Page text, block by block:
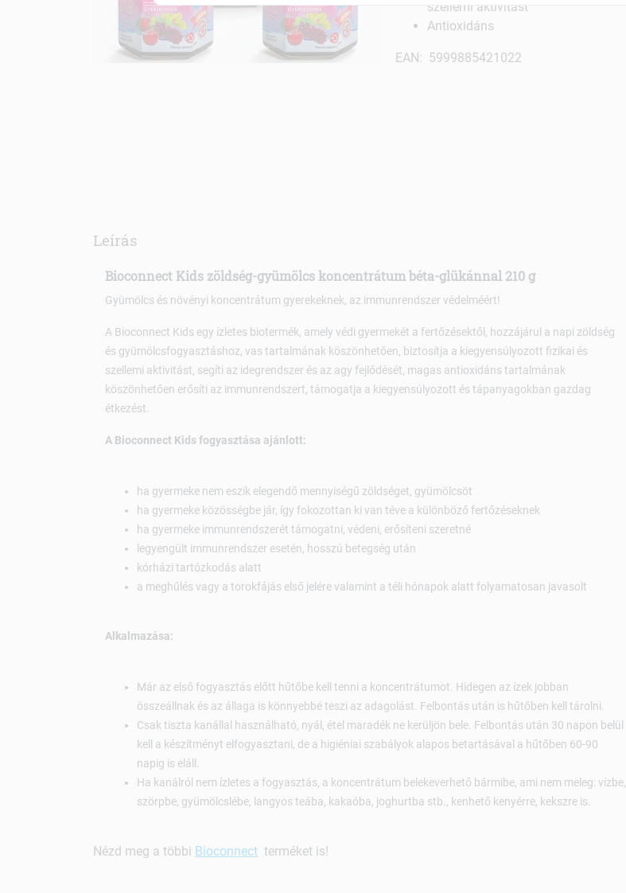
szellemi aktivitást
Antioxidáns
EAN: 5999885421022
Leírás
Bioconnect Kids zöldség-gyümölcs koncentrátum béta-glükánnal 210 g
Gyümölcs és növényi koncentrátum gyerekeknek, az immunrendszer védelméért!
A Bioconnect Kids egy ízletes biotermék, amely védi gyermekét a fertőzésektől, hozzájárul a napi zöldség
és gyümölcsfogyasztáshoz, vas tartalmának köszönhetően, biztosítja a kiegyensúlyozott fizikai és
szellemi aktivitást, segíti az idegrendszer és az agy fejlődését, magas antioxidáns tartalmának
köszönhetően erősíti az immunrendszert, támogatja a kiegyensúlyozott és tápanyagokban gazdag
étkezést.
A Bioconnect Kids fogyasztása ajánlott:
ha gyermeke nem eszik elegendő mennyiségű zöldséget, gyümölcsöt
ha gyermeke közösségbe jár, így fokozottan ki van téve a különböző fertőzéseknek
ha gyermeke immunrendszerét támogatni, védeni, erősíteni szeretné
legyengült immunrendszer esetén, hosszú betegség után
kórházi tartózkodás alatt
a meghűlés vagy a torokfájás első jelére valamint a téli hónapok alatt folyamatosan javasolt
Alkalmazása:
Már az első fogyasztás előtt hűtőbe kell tenni a koncentrátumot. Hidegen az ízek jobban
összeállnak és az állaga is könnyebbé teszi az adagolást. Felbontás után is hűtőben kell tárolni.
Csak tiszta kanállal használható, nyál, étel maradék ne kerüljön bele. Felbontás után 30 napon belül
kell a készítményt elfogyasztani, de a higiéniai szabályok alapos betartásával a hűtőben 60-90
napig is eláll.
Ha kanálról nem ízletes a fogyasztás, a koncentrátum belekeverhető bármibe, ami nem meleg: vízbe,
szörpbe, gyümölcslébe, langyos teába, kakaóba, joghurtba stb., kenhető kenyérre, kekszre is.
Nézd meg a többi Bioconnect terméket is!